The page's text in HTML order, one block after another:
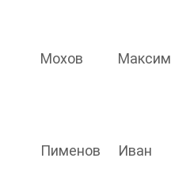
Мохов Максим
Пименов Иван